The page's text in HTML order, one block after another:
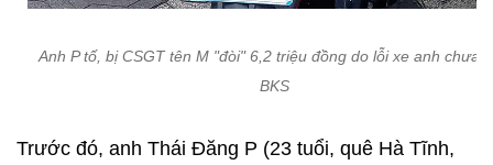
Anh P tố, bị CSGT tên M "đòi" 6,2 triệu đồng do lỗi xe anh chưa
BKS
Trước đó, anh Thái Đăng P (23 tuổi, quê Hà Tĩnh,